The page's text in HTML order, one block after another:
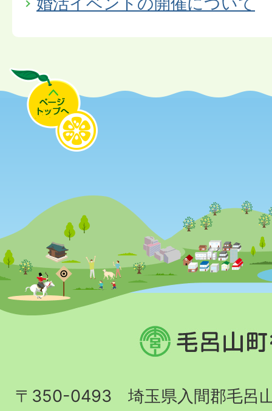
毛
呂
町
〒350-0493 埼玉県入間郡毛呂